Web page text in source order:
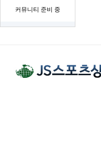
커뮤니티 준비 중